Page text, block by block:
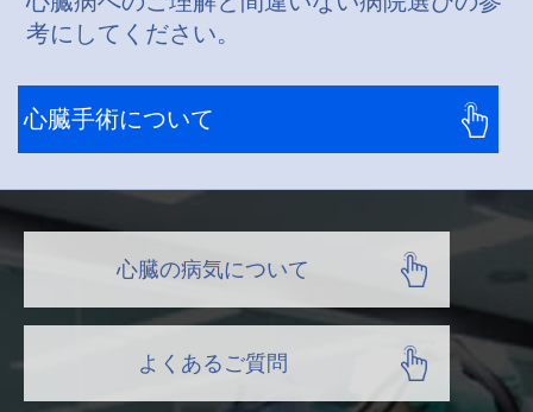
考にしてください。
心臓手術について
心臓の病気について
よくあるご質問